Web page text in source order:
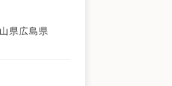
県 広島県